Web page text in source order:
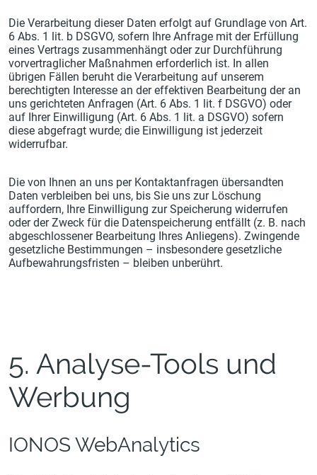
Die Verarbeitung dieser Daten erfolgt auf Grundlage von Art.
6 Abs. 1 lit. b DSGVO, sofern Ihre Anfrage mit der Erfüllung
eines Vertrags zusammenhängt oder zur Durchführung
vorvertraglicher Maßnahmen erforderlich ist. In allen
übrigen Fällen beruht die Verarbeitung auf unserem
berechtigten Interesse an der effektiven Bearbeitung der an
uns gerichteten Anfragen (Art. 6 Abs. 1 lit. f DSGVO) oder
auf Ihrer Einwilligung (Art. 6 Abs. 1 lit. a DSGVO) sofern
diese abgefragt wurde; die Einwilligung ist jederzeit
widerrufbar.
Die von Ihnen an uns per Kontaktanfragen übersandten
Daten verbleiben bei uns, bis Sie uns zur Löschung
auffordern, Ihre Einwilligung zur Speicherung widerrufen
oder der Zweck für die Datenspeicherung entfällt (z. B. nach
abgeschlossener Bearbeitung Ihres Anliegens). Zwingende
gesetzliche Bestimmungen – insbesondere gesetzliche
Aufbewahrungsfristen – bleiben unberührt.
5. Analyse-Tools und
Werbung
IONOS WebAnalytics